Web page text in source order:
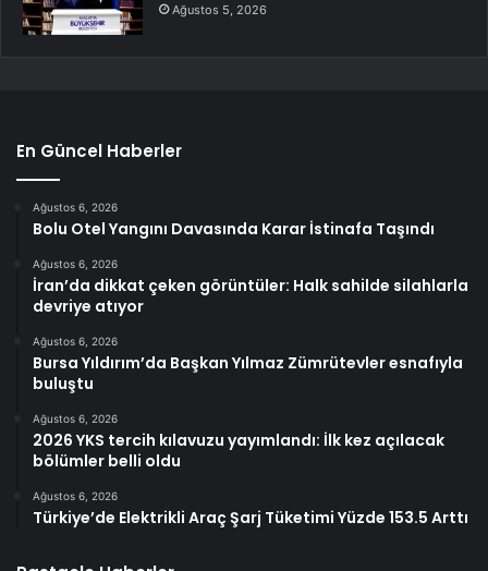
Ağustos 5, 2026
En Güncel Haberler
Ağustos 6, 2026
Bolu Otel Yangını Davasında Karar İstinafa Taşındı
Ağustos 6, 2026
İran’da dikkat çeken görüntüler: Halk sahilde silahlarla
devriye atıyor
Ağustos 6, 2026
Bursa Yıldırım’da Başkan Yılmaz Zümrütevler esnafıyla
buluştu
Ağustos 6, 2026
2026 YKS tercih kılavuzu yayımlandı: İlk kez açılacak
bölümler belli oldu
Ağustos 6, 2026
Türkiye’de Elektrikli Araç Şarj Tüketimi Yüzde 153.5 Arttı